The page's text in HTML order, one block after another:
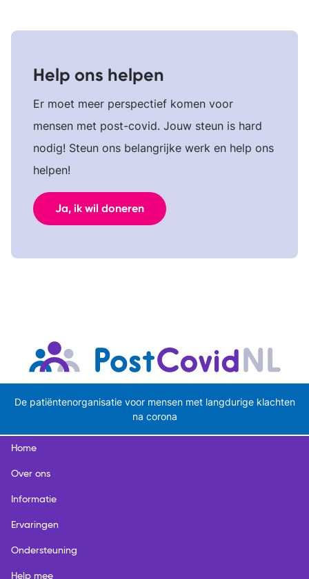
Help ons helpen
Er moet meer perspectief komen voor
mensen met post-covid. Jouw steun is hard
nodig! Steun ons belangrijke werk en help ons
helpen!
Ja, ik wil doneren
De patiëntenorganisatie voor mensen met langdurige klachten
na corona
Home
Over ons
Informatie
Ervaringen
Ondersteuning
Help mee